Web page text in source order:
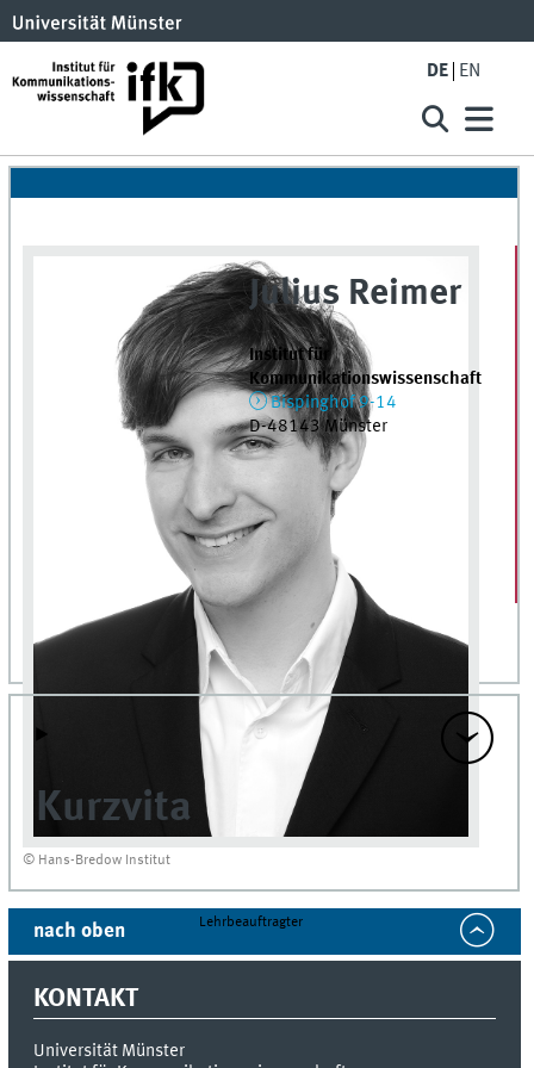
DE EN
© Hans-Bredow Institut
Lehrbeauftragter
Julius Reimer
Institut für
Kommunikationswissenschaft
Bispinghof 9-14
D-48143 Münster
Kurzvita
nach oben
KONTAKT
Universität Münster